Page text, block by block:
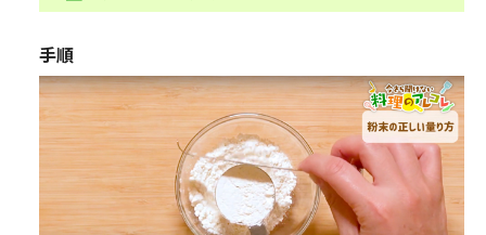
手順